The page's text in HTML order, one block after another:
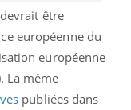
être
européenne du
européenne
La même
publiées dans